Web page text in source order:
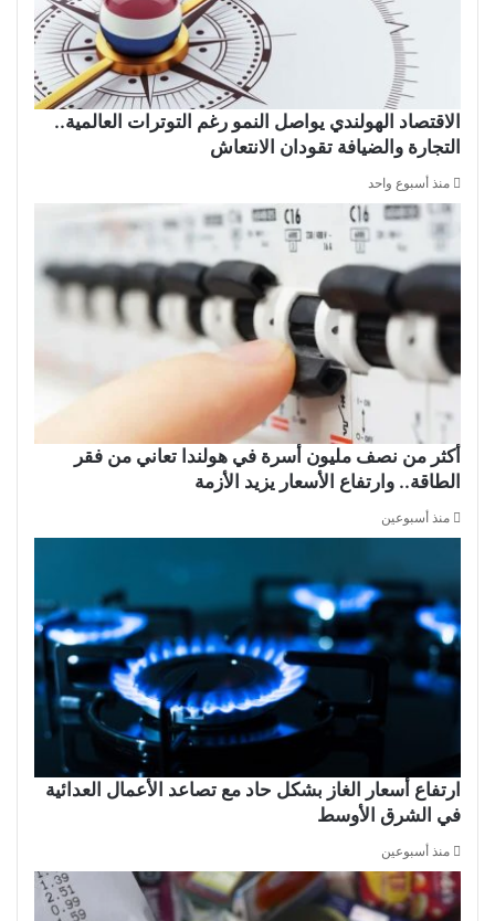
الاقتصاد الهولندي يواصل النمو رغم التوترات العالمية..
التجارة والضيافة تقودان الانتعاش
منذ أسبوع واحد
أكثر من نصف مليون أسرة في هولندا تعاني من فقر
الطاقة.. وارتفاع الأسعار يزيد الأزمة
منذ أسبوعين
ارتفاع أسعار الغاز بشكل حاد مع تصاعد الأعمال العدائية
في الشرق الأوسط
منذ أسبوعين